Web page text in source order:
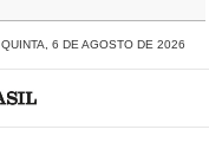
QUINTA, 6 DE AGOSTO DE 2026